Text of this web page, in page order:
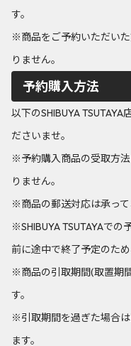
す。
※商品をご予約いただい
りません。
予約購入方法
以下のSHIBUYA
ださいませ。
※予約購入商品の受取方
りません。
※商品の郵送対応は承って
※SHIBUYA TSUTAYAで
前に途中で終了予定のた
※商品の引取期間(取置期
す。
※引取期間を過ぎた場合
ます。